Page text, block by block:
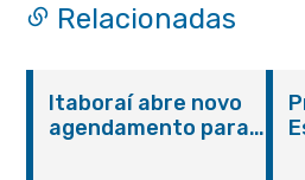
Relacionadas
Itaboraí abre novo
agendamento para